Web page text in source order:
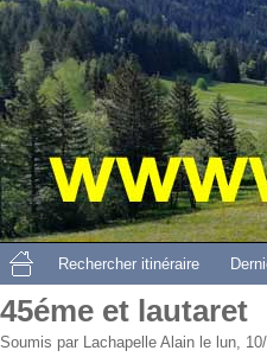
45éme et lautaret
Soumis par Lachapelle Alain le lun,
Rechercher itinéraire